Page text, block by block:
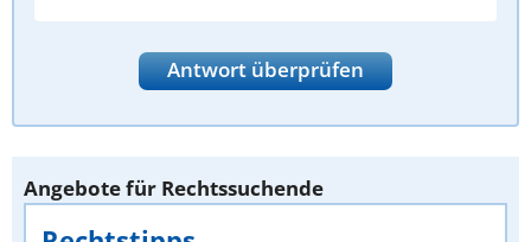
Antwort überprüfen
Angebote für Rechtssuchende